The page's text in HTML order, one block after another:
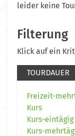
leider keine
Filterung
Klick auf ein
TOURDAUER
Freizeit-
Kurs
Kurs-eintägig
Kurs-